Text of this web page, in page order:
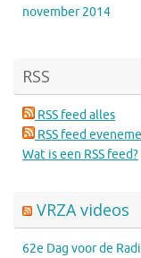
november 2014
RSS
RSS feed alles
RSS feed
Wat is een RSS feed?
VRZA videos
62e Dag voor de